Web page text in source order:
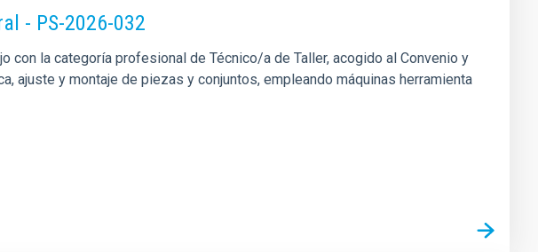
- PS-2026-032
la categoría profesional de Técnico/a de Taller, acogido al Convenio y
ajuste y montaje de piezas y conjuntos, empleando máquinas herramienta